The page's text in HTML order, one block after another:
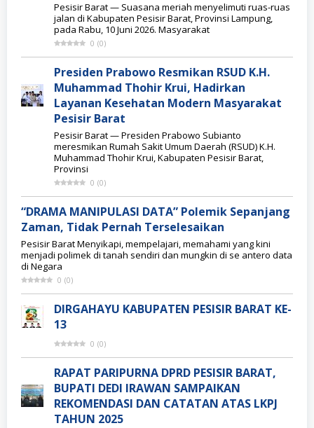
Pesisir Barat — Suasana meriah menyelimuti ruas-ruas
jalan di Kabupaten Pesisir Barat, Provinsi Lampung,
pada Rabu, 10 Juni 2026. Masyarakat
0 (0)
Presiden Prabowo Resmikan RSUD K.H.
Muhammad Thohir Krui, Hadirkan
Layanan Kesehatan Modern Masyarakat
Pesisir Barat
Pesisir Barat — Presiden Prabowo Subianto
meresmikan Rumah Sakit Umum Daerah (RSUD) K.H.
Muhammad Thohir Krui, Kabupaten Pesisir Barat,
Provinsi
0 (0)
“DRAMA MANIPULASI DATA” Polemik Sepanjang
Zaman, Tidak Pernah Terselesaikan
Pesisir Barat Menyikapi, mempelajari, memahami yang kini
menjadi polimek di tanah sendiri dan mungkin di se antero data
di Negara
0 (0)
DIRGAHAYU KABUPATEN PESISIR BARAT KE-
13
0 (0)
RAPAT PARIPURNA DPRD PESISIR BARAT,
BUPATI DEDI IRAWAN SAMPAIKAN
REKOMENDASI DAN CATATAN ATAS LKPJ
TAHUN 2025